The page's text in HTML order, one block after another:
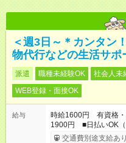
＜週3日～＊カンタン
物代行などの生活サポ
派遣 職種未経験OK 社会人未
WEB登録・面接OK
給与
時給1600円 有資格
1900円 ■日払いOK
交通費別途支給あり